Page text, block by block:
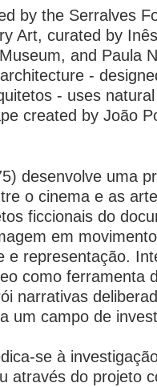
by the Serralves
Art, curated by
and Paula
-
- uses
created by João
desenvolve uma
o cinema e as
ficcionais do
em
e representação.
como ferramenta
narrativas
um campo de
se à
através do projeto